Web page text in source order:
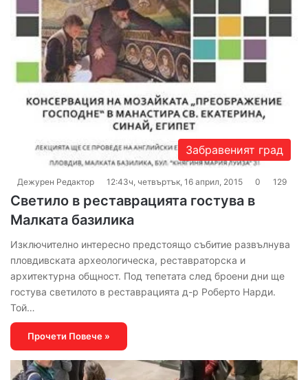
Забравеният град
Дежурен Редактор 12:43ч, четвъртък, 16 април, 2015 0 129
Светило в реставрацията гостува в
Малката базилика
Изключително интересно предстоящо събитие развълнува
пловдивската археологическа, реставраторска и
архитектурна общност. Под тепетата след броени дни ще
гостува светилото в реставрацията д-р Роберто Нарди.
Той…
Прочети Повече »